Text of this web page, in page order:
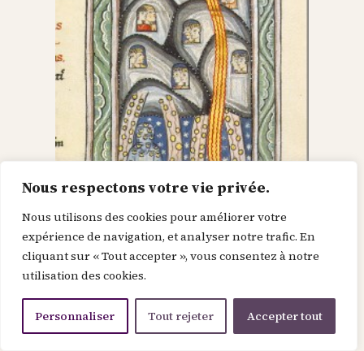
Nous respectons votre vie privée.
Nous utilisons des cookies pour améliorer votre
expérience de navigation, et analyser notre trafic. En
cliquant sur « Tout accepter », vous consentez à notre
utilisation des cookies.
Personnaliser Tout rejeter Accepter tout
Dieu dans le Christ,
recherche l’homme et
le renouvelle